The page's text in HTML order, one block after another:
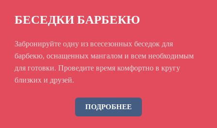
БЕСЕДКИ БАРБЕКЮ
Забронируйте одну из всесезонных беседок для
барбекю, оснащенных мангалом и всем необходимым
для готовки. Проведите время комфортно в кругу
близких и друзей.
ПОДРОБНЕЕ